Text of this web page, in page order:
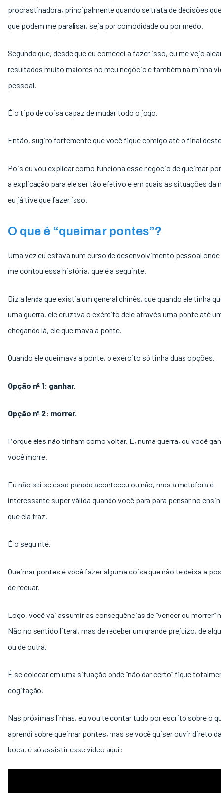
procrastinadora, principalmente quando se trata de decisões
que podem me paralisar, seja por comodidade ou por medo.
Segundo que, desde que eu comecei a fazer isso, eu me vejo
resultados muito maiores no meu negócio e também na minha
pessoal.
É o tipo de coisa capaz de mudar todo o jogo.
Então, sugiro fortemente que você fique comigo até o final
Pois eu vou explicar como funciona esse negócio de queimar
a explicação para ele ser tão efetivo e em quais as situações da
eu já tive que fazer isso.
O que é “queimar pontes”?
Uma vez eu estava num curso de desenvolvimento pessoal onde
me contou essa história, que é a seguinte.
Diz a lenda que existia um general chinês, que quando ele tinha
uma guerra, ele cruzava o exército dele através uma ponte até
chegando lá, ele queimava a ponte.
Quando ele queimava a ponte, o exército só tinha duas opções.
Opção nº 1: ganhar.
Opção nº 2: morrer.
Porque eles não tinham como voltar. E, numa guerra, ou você
você morre.
Eu não sei se essa parada aconteceu ou não, mas a metáfora é
interessante super válida quando você para para pensar no
que ela traz.
É o seguinte.
Queimar pontes é você fazer alguma coisa que não te deixa a
de recuar.
Logo, você vai assumir as consequências de “vencer ou morrer”
Não no sentido literal, mas de receber um grande prejuízo, de
ou de outra.
É se colocar em uma situação onde “não dar certo” fique
cogitação.
Nas próximas linhas, eu vou te contar tudo por escrito sobre o
aprendi sobre queimar pontes, mas se você quiser ouvir direto
boca, é só assistir esse vídeo aqui: